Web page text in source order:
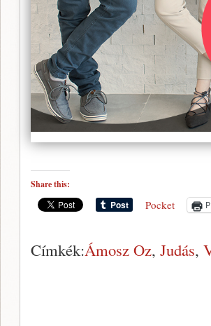
Share this:
Pocket
Címkék:Ámosz Oz, Judás,